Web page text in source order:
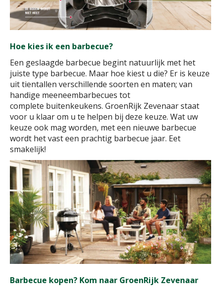
Hoe kies ik een barbecue?
Een geslaagde barbecue begint natuurlijk met het
juiste type barbecue. Maar hoe kiest u die? Er is keuze
uit tientallen verschillende soorten en maten; van
handige meeneembarbecues tot
complete buitenkeukens. GroenRijk Zevenaar staat
voor u klaar om u te helpen bij deze keuze. Wat uw
keuze ook mag worden, met een nieuwe barbecue
wordt het vast een prachtig barbecue jaar. Eet
smakelijk!
Barbecue kopen? Kom naar GroenRijk Zevenaar